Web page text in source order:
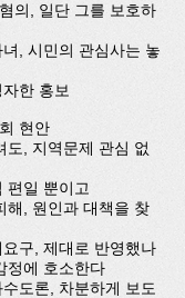
의, 일단 그를 보호하
, 시민의 관심사는 놓
한 홍보
현안
도, 지역문제 관심 없
편일 뿐이고
해, 원인과 대책을 찾
구, 제대로 반영했나
정에 호소한다
도론, 차분하게 보도